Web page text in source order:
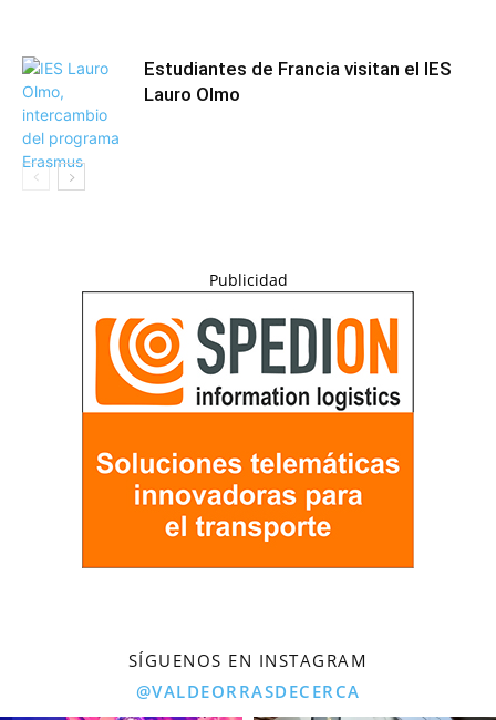
Estudiantes de Francia visitan el IES
Lauro Olmo
Publicidad
SÍGUENOS EN INSTAGRAM
@VALDEORRASDECERCA